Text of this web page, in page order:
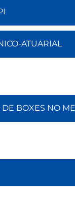
ATUARIAL
BOXES NO